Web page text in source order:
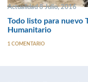
Actualidad 8 Julio, 2016
Todo listo para nuevo
Humanitario
1 COMENTARIO